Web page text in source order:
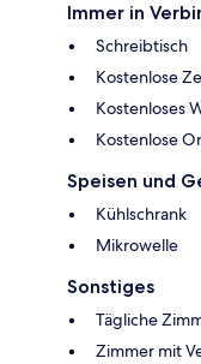
Immer in
Schreibtisch
Kostenlose
Kostenloses
Kostenlose
Speisen und
Kühlschrank
Mikrowelle
Sonstiges
Tägliche
Zimmer mit